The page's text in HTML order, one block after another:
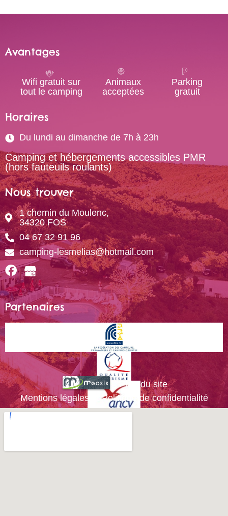
Avantages
Wifi gratuit sur
tout le camping
Animaux
acceptées
Parking
gratuit
Horaires
Du lundi au dimanche de 7h à 23h
Camping et hébergements accessibles PMR
(hors fauteuils roulants)
Nous trouver
1 chemin du Moulenc,
34320 FOS
04 67 32 91 96
camping-lesmelias@hotmail.com
Partenaires
Plan du site
Mentions légales et Politique de confidentialité